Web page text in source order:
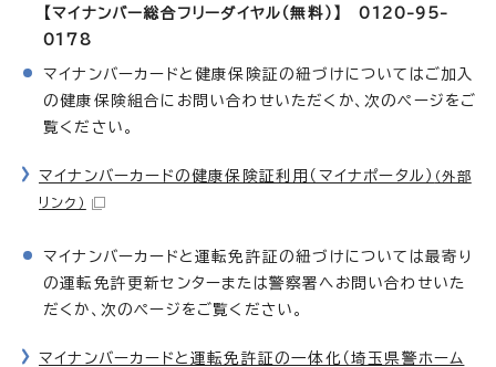
【マイナンバー総合フリーダイヤル（無料）】 0120-95-
0178
マイナンバーカードと健康保険証の紐づけについてはご加入
の健康保険組合にお問い合わせいただくか、次のページをご
覧ください。
マイナンバーカードの健康保険証利用（マイナポータル） （外部
リンク）
マイナンバーカードと運転免許証の紐づけについては最寄り
の運転免許更新センターまたは警察署へお問い合わせいた
だくか、次のページをご覧ください。
マイナンバーカードと運転免許証の一体化（埼玉県警ホーム